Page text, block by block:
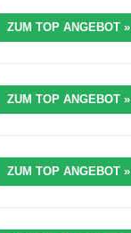
ZUM TOP ANGEBOT »
ZUM TOP ANGEBOT »
ZUM TOP ANGEBOT »